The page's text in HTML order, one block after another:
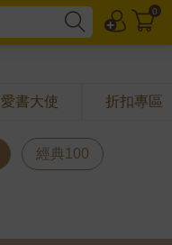
0
愛書大使 折扣專區
經典100